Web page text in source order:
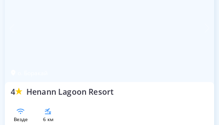
4 Henann Lagoon Resort
везде 6 км